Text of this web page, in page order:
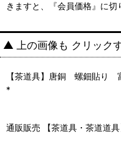
きますと、『会員価格』に
▲ 上の画像も クリック
【茶道具】唐銅 螺鈿
*
通販販売 【茶道具・茶道道